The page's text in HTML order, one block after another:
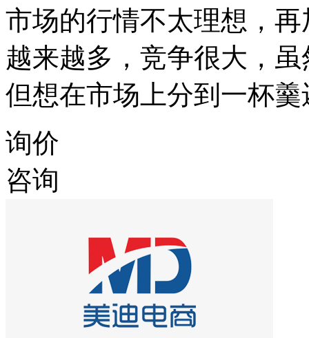
市场的行情不太理想，
越来越多，竞争很大，
但想在市场上分到一杯
询价
咨询